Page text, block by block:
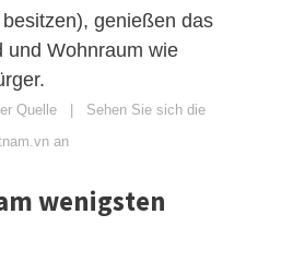
genießen das
und Wohnraum wie
Quelle | Sehen Sie sich die
an
wenigsten